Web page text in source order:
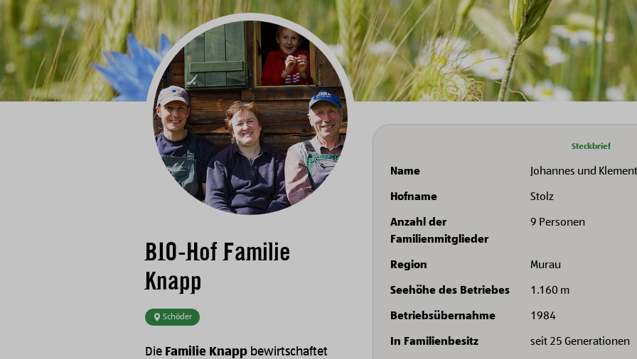
BIO-Hof Familie
Knapp
Schöder
Die Familie Knapp bewirtschaftet
Steckbrief
Name Johannes und
Hofname Stolz
Anzahl der
Familienmitglieder
9 Personen
Region Murau
Seehöhe des Betriebes 1.160 m
Betriebsübernahme 1984
In Familienbesitz seit 25 Generationen